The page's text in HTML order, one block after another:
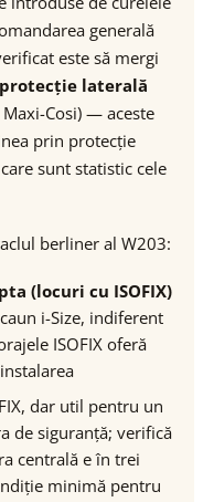
generală
este să mergi
laterală
Maxi-Cosi) — aceste
prin protecție
sunt statistic cele
berliner al W203:
(locuri cu ISOFIX)
i-Size, indiferent
ISOFIX oferă
dar util pentru un
de siguranță; verifică
centrală e în trei
minimă pentru